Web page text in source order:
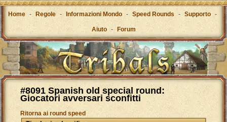
Home - Regole - Informazioni Mondo - Speed Rounds - Supporto -
Aiuto - Forum
#8091 Spanish old special round:
Giocatori avversari sconfitti
Ritorna ai round speed